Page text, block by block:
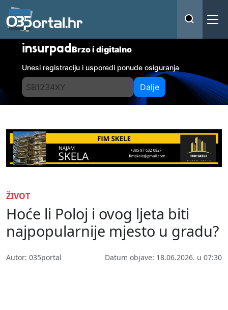
insurpadBrzo i digitalno
Unesi registraciju i usporedi ponude osiguranja
Dalje
ŽIVOT
Hoće li Poloj i ovog ljeta biti
najpopularnije mjesto u gradu?
Autor: 035portal Datum objave: 18.06.2026. u 07:30